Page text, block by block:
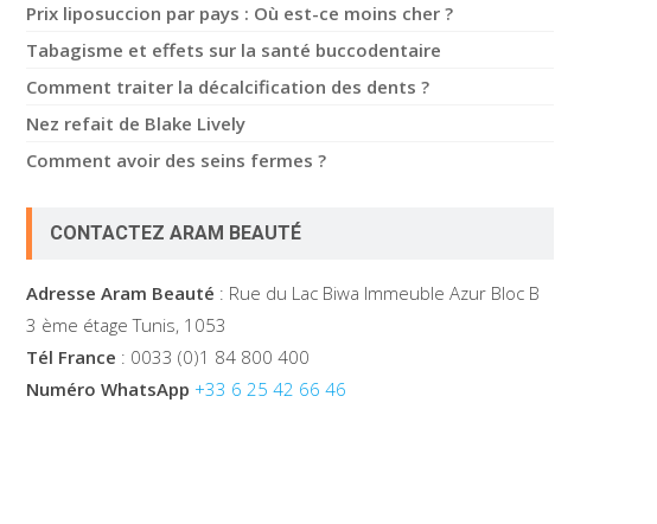
Prix liposuccion par pays : Où est-ce moins cher ?
Tabagisme et effets sur la santé buccodentaire
Comment traiter la décalcification des dents ?
Nez refait de Blake Lively
Comment avoir des seins fermes ?
CONTACTEZ ARAM BEAUTÉ
Adresse Aram Beauté : Rue du Lac Biwa Immeuble Azur Bloc B
3 ème étage Tunis, 1053
Tél France : 0033 (0)1 84 800 400
Numéro WhatsApp +33 6 25 42 66 46